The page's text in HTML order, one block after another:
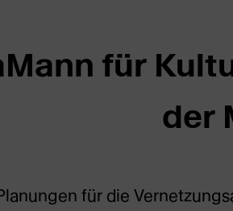
für
der
für die